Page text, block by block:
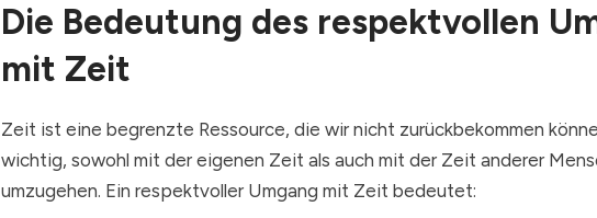
Die Bedeutung des respektvollen
mit Zeit
Zeit ist eine begrenzte Ressource, die wir nicht zurückbekommen
wichtig, sowohl mit der eigenen Zeit als auch mit der Zeit anderer
umzugehen. Ein respektvoller Umgang mit Zeit bedeutet: